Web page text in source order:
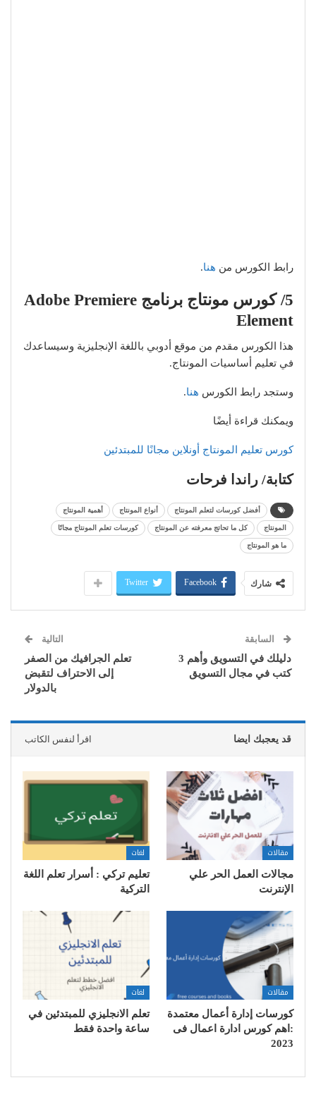
رابط الكورس من هنا.
5/ كورس مونتاج برنامج Adobe Premiere
Element
هذا الكورس مقدم من موقع أدوبي باللغة الإنجليزية وسيساعدك
في تعليم أساسيات المونتاج.
وستجد رابط الكورس هنا.
ويمكنك قراءة أيضًا
كورس تعليم المونتاج أونلاين مجانًا للمبتدئين
كتابة/ راندا فرحات
أفضل كورسات لتعلم المونتاج أنواع المونتاج أهمية المونتاج
المونتاج كل ما تحاتج معرفته عن المونتاج كورسات تعلم المونتاج مجانًا
ما هو المونتاج
شارك Facebook
Twitter
السابقة
دليلك في التسويق وأهم 3
كتب في مجال التسويق
التالية
تعلم الجرافيك من الصفر
إلى الاحتراف لتقبض
بالدولار
قد يعجبك ايضا اقرأ لنفس الكاتب
مقالات
مجالات العمل الحر علي
الإنترنت
لغات
تعليم تركي : أسرار تعلم اللغة
التركية
مقالات
كورسات إدارة أعمال معتمدة
:اهم كورس ادارة اعمال فى
2023
لغات
تعلم الانجليزي للمبتدئين في
ساعة واحدة فقط